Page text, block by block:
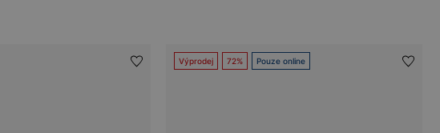
Výprodej 72% Pouze online